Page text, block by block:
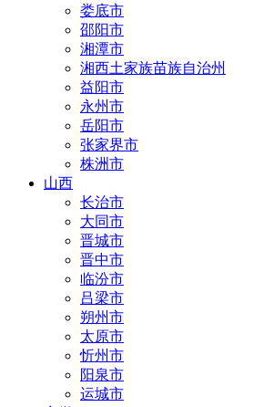
娄底市
邵阳市
湘潭市
湘西土家族苗族自治州
益阳市
永州市
岳阳市
张家界市
株洲市
山西
长治市
大同市
晋城市
晋中市
临汾市
吕梁市
朔州市
太原市
忻州市
阳泉市
运城市